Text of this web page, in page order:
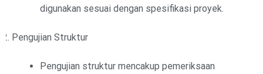
digunakan sesuai dengan spesifikasi proyek.
Pengujian Struktur
Pengujian struktur mencakup pemeriksaan